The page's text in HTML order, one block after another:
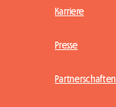
Karriere
Presse
Partnerschaften